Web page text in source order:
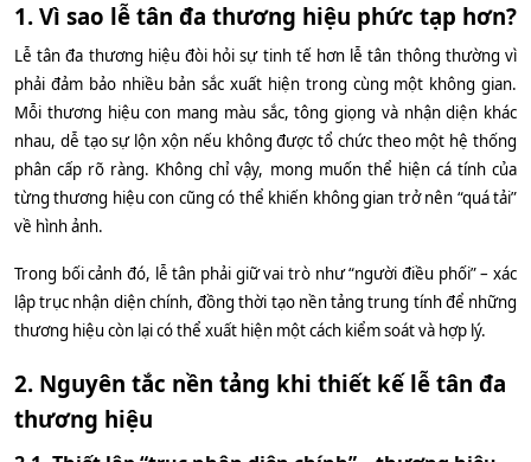
1. Vì sao lễ tân đa thương hiệu phức tạp hơn?
Lễ tân đa thương hiệu đòi hỏi sự tinh tế hơn lễ tân thông thường vì
phải đảm bảo nhiều bản sắc xuất hiện trong cùng một không gian.
Mỗi thương hiệu con mang màu sắc, tông giọng và nhận diện khác
nhau, dễ tạo sự lộn xộn nếu không được tổ chức theo một hệ thống
phân cấp rõ ràng. Không chỉ vậy, mong muốn thể hiện cá tính của
từng thương hiệu con cũng có thể khiến không gian trở nên “quá tải”
về hình ảnh.
Trong bối cảnh đó, lễ tân phải giữ vai trò như “người điều phối” – xác
lập trục nhận diện chính, đồng thời tạo nền tảng trung tính để những
thương hiệu còn lại có thể xuất hiện một cách kiểm soát và hợp lý.
2. Nguyên tắc nền tảng khi thiết kế lễ tân đa
thương hiệu